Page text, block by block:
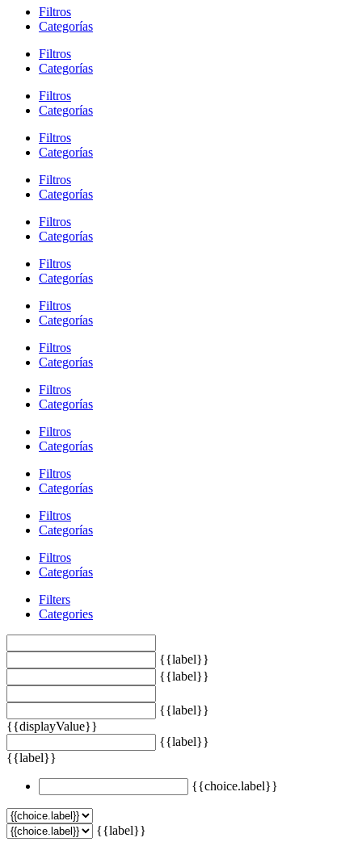
Filtros
Categorías
Filtros
Categorías
Filtros
Categorías
Filtros
Categorías
Filtros
Categorías
Filtros
Categorías
Filtros
Categorías
Filtros
Categorías
Filtros
Categorías
Filtros
Categorías
Filtros
Categorías
Filtros
Categorías
Filtros
Categorías
Filtros
Categorías
Filters
Categories
{{label}}
{{label}}
{{label}}
{{displayValue}}
{{label}}
{{label}}
{{choice.label}}
{{label}}